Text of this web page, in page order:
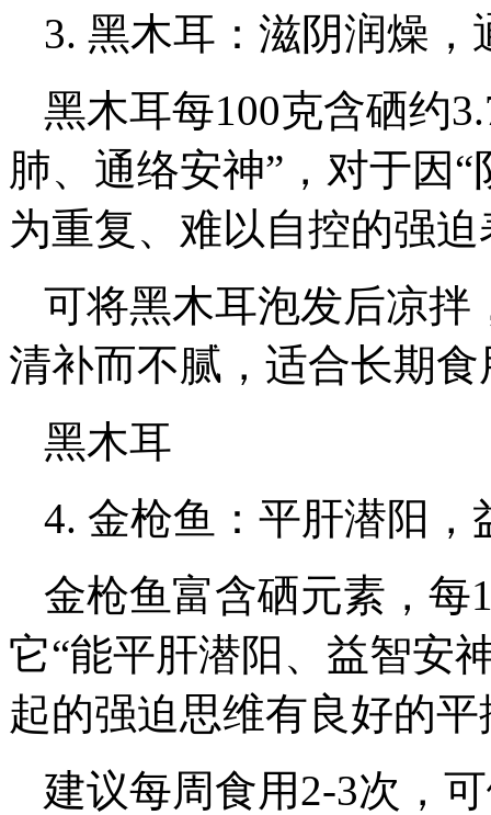
3. 黑木耳：滋阴润燥，
黑木耳每100克含硒约
肺、通络安神”，对于因
为重复、难以自控的强
可将黑木耳泡发后凉拌
清补而不腻，适合长期食
黑木耳
4. 金枪鱼：平肝潜阳，
金枪鱼富含硒元素，每
它“能平肝潜阳、益智安
起的强迫思维有良好的
建议每周食用2-3次，